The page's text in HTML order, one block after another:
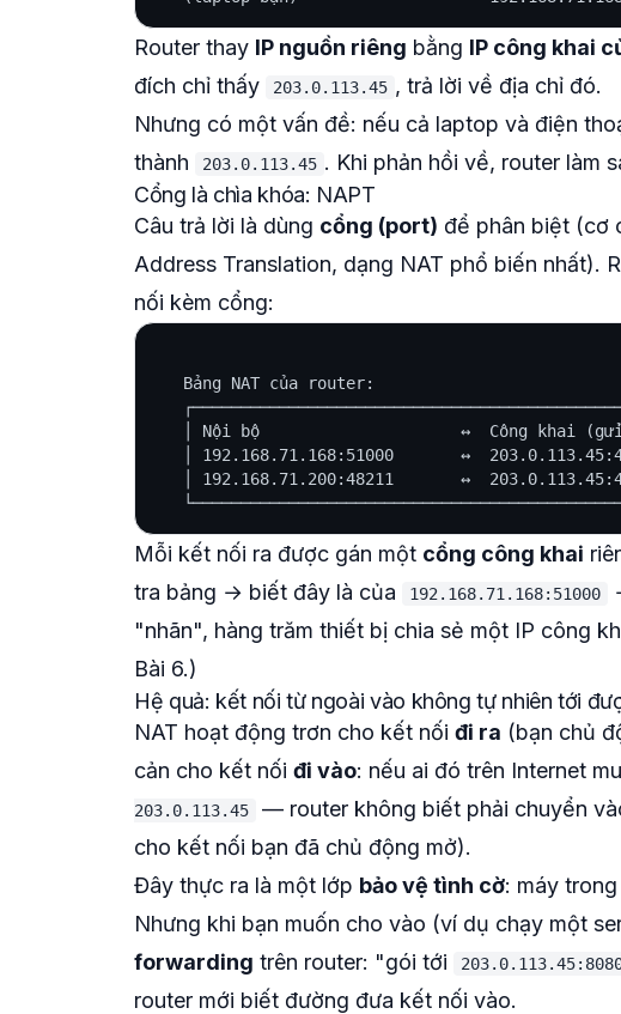
Router thay IP nguồn riêng bằng IP công khai
đích chỉ thấy
203.0.113.45 , trả lời về địa chỉ đó.
Nhưng có một vấn đề: nếu cả laptop và điện
thành
203.0.113.45 . Khi phản hồi về, router làm
Cổng là chìa khóa: NAPT
Câu trả lời là dùng cổng (port) để phân biệt (cơ
Address Translation, dạng NAT phổ biến nhất).
nối kèm cổng:
   Bảng NAT của router:
│ Nội bộ                     ↔  Công khai
│ 192.168.71.168:51000       ↔
│ 192.168.71.200:48211       ↔
Mỗi kết nối ra được gán một cổng công khai
tra bảng → biết đây là của
192.168.71.168:51000
"nhãn", hàng trăm thiết bị chia sẻ một IP công
Bài 6.)
Hệ quả: kết nối từ ngoài vào không tự nhiên tới
NAT hoạt động trơn cho kết nối đi ra (bạn chủ
cản cho kết nối đi vào: nếu ai đó trên Internet
203.0.113.45
— router không biết phải chuyển
cho kết nối bạn đã chủ động mở).
Đây thực ra là một lớp bảo vệ tình cờ: máy
Nhưng khi bạn muốn cho vào (ví dụ chạy một
forwarding trên router: "gói tới
router mới biết đường đưa kết nối vào.